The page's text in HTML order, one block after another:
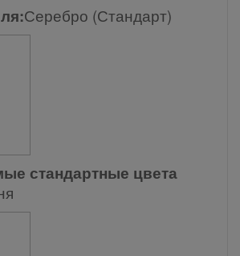
Серебро (Стандарт)
стандартные цвета